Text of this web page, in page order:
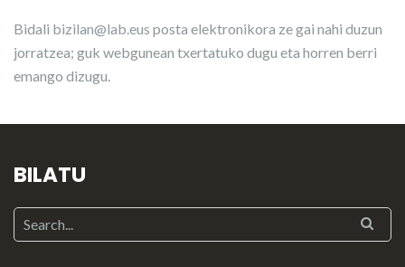
Bidali bizilan@lab.eus posta elektronikora ze gai nahi duzun
jorratzea; guk webgunean txertatuko dugu eta horren berri
emango dizugu.
BILATU